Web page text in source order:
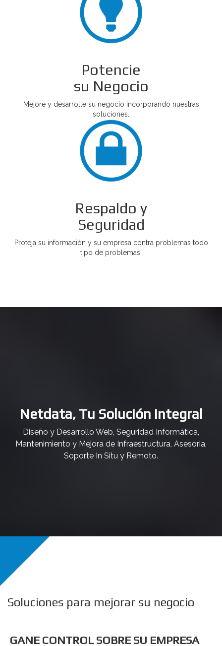
Potencie
su Negocio
Mejore y desarrolle su negocio incorporando nuestras
soluciones.
Respaldo y
Seguridad
Proteja su información y su empresa contra problemas todo
tipo de problemas.
Netdata, Tu Solución Integral
Diseño y Desarrollo Web, Seguridad Informática,
Mantenimiento y Mejora de Infraestructura, Asesoria,
Soporte In Situ y Remoto.
Soluciones para mejorar su negocio
GANE CONTROL SOBRE SU EMPRESA